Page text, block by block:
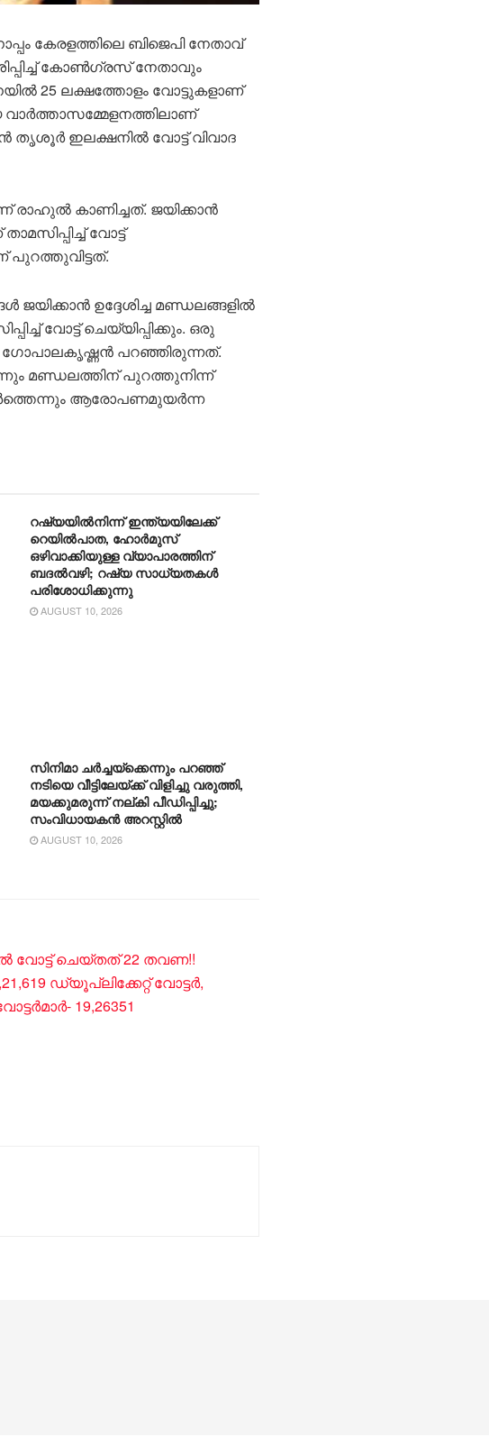
കേരളത്തിലെ ബിജെപി നേതാവ്
കോൺഗ്രസ് നേതാവും
25 ലക്ഷത്തോളം വോട്ടുകളാണ്
വാർത്താസമ്മേളനത്തിലാണ്
തൃശൂർ ഇലക്ഷനിൽ വോട്ട് വിവാദ
രാഹുൽ കാണിച്ചത്. ജയിക്കാൻ
വോട്ട്
ജയിക്കാൻ ഉദ്ദേശിച്ച മണ്ഡലങ്ങളിൽ
വോട്ട് ചെയ്യിപ്പിക്കും. ഒരു
ഗോപാലകൃഷ്ണൻ പറഞ്ഞിരുന്നത്.
മണ്ഡലത്തിന് പുറത്തുനിന്ന്
ആരോപണമുയർന്ന
റഷ്യയിൽനിന്ന് ഇന്ത്യയിലേക്ക്
റെയിൽപാത, ഹോർമുസ്
ഒഴിവാക്കിയുള്ള വ്യാപാരത്തിന്
ബദൽവഴി; റഷ്യ സാധ്യതകൾ
പരിശോധിക്കുന്നു
AUGUST 10, 2026
സിനിമാ ചർച്ചയ്ക്കെന്നും പറഞ്ഞ്
നടിയെ വീട്ടിലേയ്ക്ക് വിളിച്ചു വരുത്തി,
മയക്കുമരുന്ന് നല്കി പീഡിപ്പിച്ചു;
സംവിധായകൻ അറസ്റ്റിൽ
AUGUST 10, 2026
വോട്ട് ചെയ്തത് 22 തവണ!!
ഡ്യൂപ്ലിക്കേറ്റ് വോട്ടർ,
19,26351